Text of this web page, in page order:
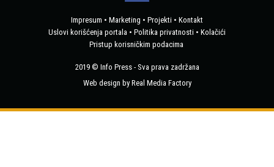
Impresum • Marketing • Projekti • Kontakt
Uslovi korišćenja portala • Politika privatnosti • Kolačići
Pristup korisničkim podacima
2019 © Info Press - Sva prava zadržana
Web design by Real Media Factory